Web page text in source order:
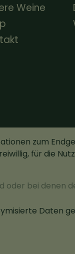
zum
für die
oder bei
Daten
Weine